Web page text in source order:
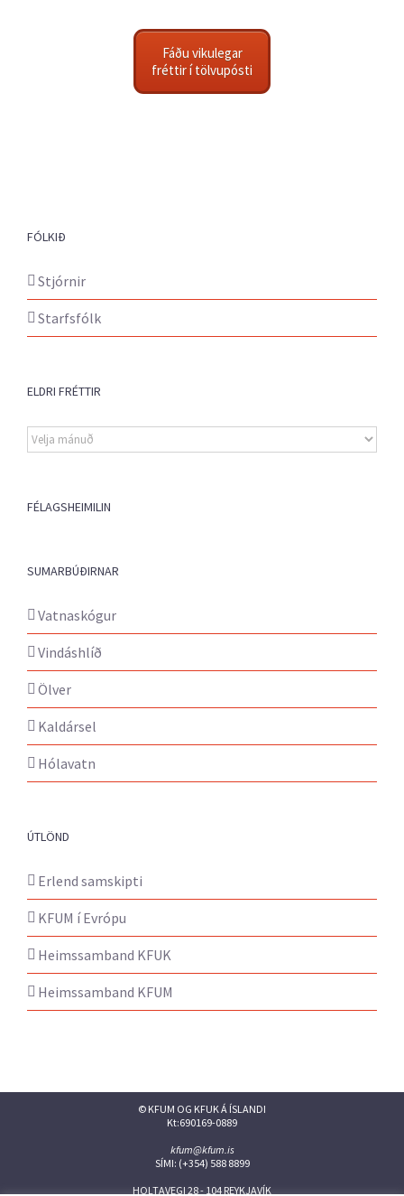
Fáðu vikulegar
fréttir í tölvupósti
FÓLKIÐ
Stjórnir
Starfsfólk
ELDRI FRÉTTIR
Eldri
fréttir
FÉLAGSHEIMILIN
SUMARBÚÐIRNAR
Vatnaskógur
Vindáshlíð
Ölver
Kaldársel
Hólavatn
ÚTLÖND
Erlend samskipti
KFUM í Evrópu
Heimssamband KFUK
Heimssamband KFUM
© KFUM OG KFUK Á ÍSLANDI
Kt:690169-0889
kfum@kfum.is
SÍMI: (+354) 588 8899
HOLTAVEGI 28 - 104 REYKJAVÍK